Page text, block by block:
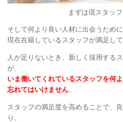
まずは現スタッ
そして何より良い人材に出会うために
現在在籍しているスタッフが満足し
人が足りないとき、新しく採用する
が、
いま働いてくれているスタッフを何
忘れてはいけません。
スタッフの満足度を高めることで、
り、